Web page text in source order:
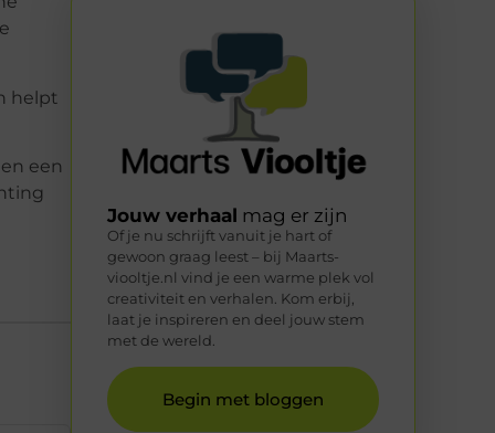
helpt
een
Jouw verhaal mag er zijn
Of je nu schrijft vanuit je hart of
gewoon graag leest – bij Maarts-
viooltje.nl vind je een warme plek vol
creativiteit en verhalen. Kom erbij,
laat je inspireren en deel jouw stem
met de wereld.
Begin met bloggen